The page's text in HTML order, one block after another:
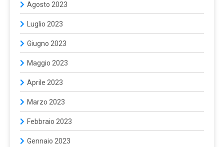
Agosto 2023
Luglio 2023
Giugno 2023
Maggio 2023
Aprile 2023
Marzo 2023
Febbraio 2023
Gennaio 2023